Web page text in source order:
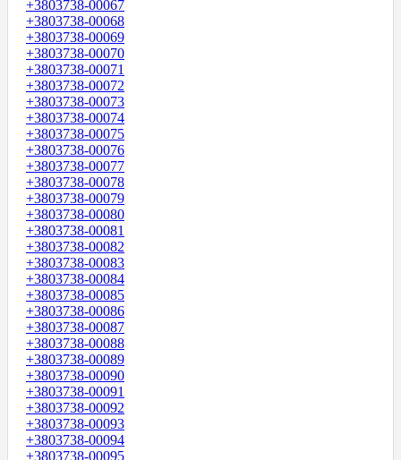
+3803738-00067
+3803738-00068
+3803738-00069
+3803738-00070
+3803738-00071
+3803738-00072
+3803738-00073
+3803738-00074
+3803738-00075
+3803738-00076
+3803738-00077
+3803738-00078
+3803738-00079
+3803738-00080
+3803738-00081
+3803738-00082
+3803738-00083
+3803738-00084
+3803738-00085
+3803738-00086
+3803738-00087
+3803738-00088
+3803738-00089
+3803738-00090
+3803738-00091
+3803738-00092
+3803738-00093
+3803738-00094
+3803738-00095